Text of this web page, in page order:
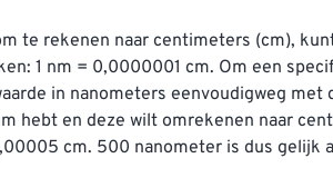
te rekenen naar centimeters (cm),
1 nm = 0,0000001 cm. Om een
in nanometers eenvoudigweg met
hebt en deze wilt omrekenen naar
cm. 500 nanometer is dus gelijk